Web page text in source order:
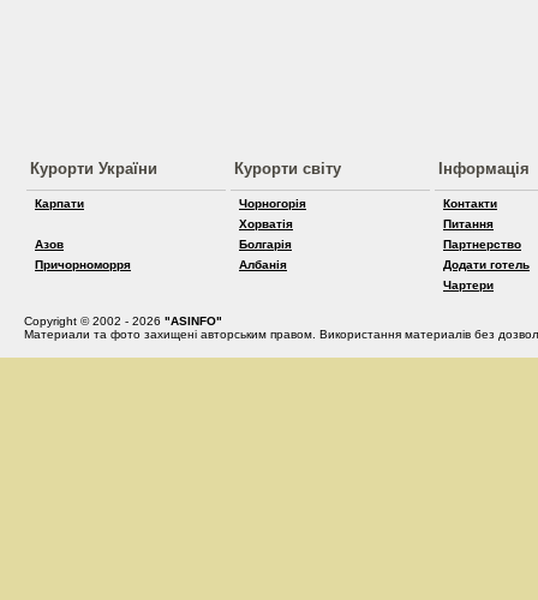
Курорти України
Карпати
Азов
Причорноморря
Курорти світу
Чорногорія
Хорватія
Болгарія
Албанія
Інформація
Контакти
Питання
Партнерство
Додати готель
Чартери
Copyright © 2002 - 2026 "ASINFO"
Материали та фото захищені авторським правом. Використання материалів без